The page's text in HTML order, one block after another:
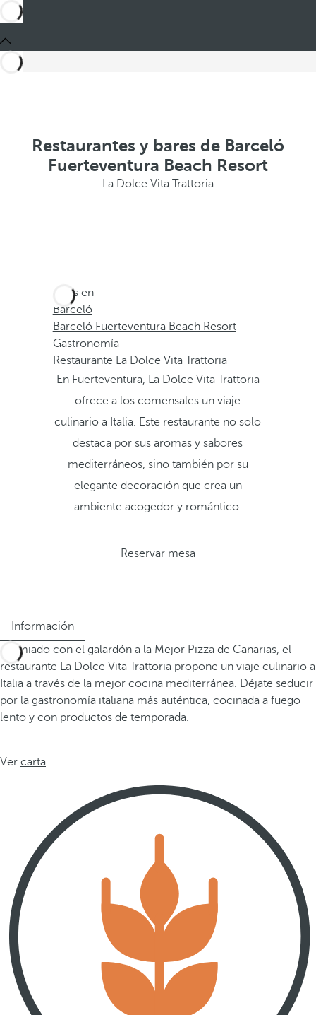
Restaurantes y bares de Barceló
Fuerteventura Beach Resort
La Dolce Vita Trattoria
Estás en
Barceló
Barceló Fuerteventura Beach Resort
Gastronomía
Restaurante La Dolce Vita Trattoria
En Fuerteventura, La Dolce Vita Trattoria
ofrece a los comensales un viaje
culinario a Italia. Este restaurante no solo
destaca por sus aromas y sabores
mediterráneos, sino también por su
elegante decoración que crea un
ambiente acogedor y romántico.
Reservar mesa
Información
Premiado con el galardón a la Mejor Pizza de Canarias, el
restaurante La Dolce Vita Trattoria propone un viaje culinario a
Italia a través de la mejor cocina mediterránea. Déjate seducir
por la gastronomía italiana más auténtica, cocinada a fuego
lento y con productos de temporada.
Ver carta